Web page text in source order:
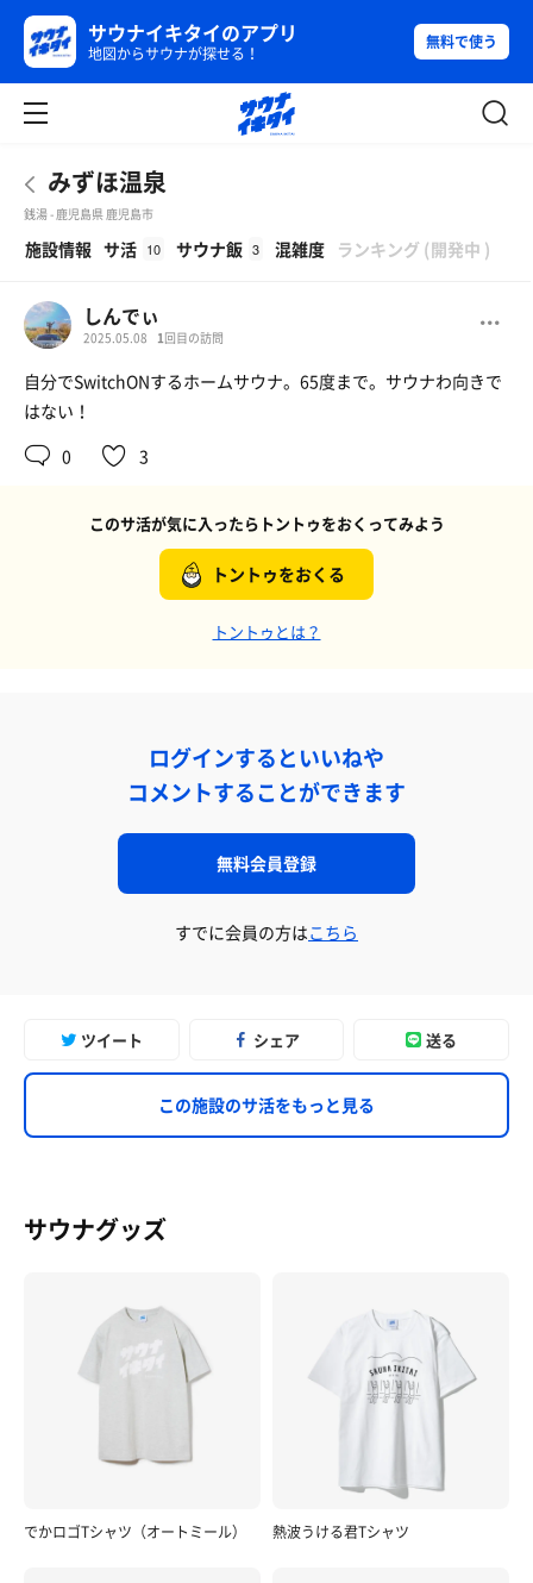
サウナイキタイのアプリ
地図からサウナが探せる！
無料で使う
みずほ温泉
銭湯 - 鹿児島県 鹿児島市
施設情報 サ活 10 サウナ飯 3 混雑度 ランキング (開発中 )
しんでぃ
2025.05.08 1 回目の訪問
自分でSwitchONするホームサウナ。65度まで。サウナわ向きで
はない！
0
3
このサ活が気に入ったらトントゥをおくってみよう
トントゥをおくる
トントゥとは？
ログインするといいねや
コメントすることができます
無料会員登録
すでに会員の方はこちら
ツイート シェア 送る
この施設のサ活をもっと見る
サウナグッズ
でかロゴTシャツ（オートミール） 熱波うける君Tシャツ